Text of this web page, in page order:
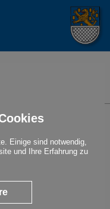
Einige sind notwendig,
und Ihre Erfahrung zu